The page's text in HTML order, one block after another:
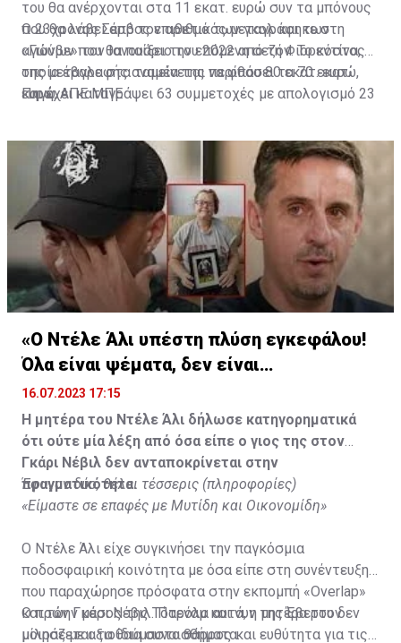
του θα ανέρχονται στα 11 εκατ. ευρώ συν τα μπόνους
που θα λάβει από τον αριθμό των γκολ και των
αγώνων που θα παίξει την επόμενη σεζόν. Το κόστος
της μεταγραφής αναμένεται να φθάσει τα 70 εκατ.
ευρώ.
Ο 23χρονος Σέρβος επιθετικός μεταγράφηκε στη
«Γιούβε» τον Ιανουάριο του 2022 από τη Φιορεντίνα, η
οποία έβαλε στα ταμεία της περίπου 80 εκατ. ευρώ,
και έχει καταγράψει 63 συμμετοχές με απολογισμό 23
Πηγή: ΑΠΕ ΜΠΕ
«Ο Ντέλε Άλι υπέστη πλύση εγκεφάλου!
Όλα είναι ψέματα, δεν είναι
υιοθετημένος»
16.07.2023 17:15
Η μητέρα του Ντέλε Άλι δήλωσε κατηγορηματικά
ότι ούτε μία λέξη από όσα είπε ο γιος της στον
Γκάρι Νέβιλ δεν ανταποκρίνεται στην
πραγματικότητα.
Έφυγαν δύο, θέλει τέσσερις (πληροφορίες)
«Είμαστε σε επαφές με Μυτίδη και Οικονομίδη»
Ο Ντέλε Άλι είχε συγκινήσει την παγκόσμια
ποδοσφαιρική κοινότητα με όσα είπε στη συνέντευξη
που παραχώρησε πρόσφατα στην εκπομπή «Overlap»
και τον Γκάρι Νέβιλ. Παρόλα αυτά, η μητέρα του δεν
μοιράζεται τα ίδια συναισθήματα.
Ο πρώην μέσος της Τότεναμ και νυν της Έβερτον
μίλησε με αξιοθαύμαστο θάρρος και ευθύτητα για τις